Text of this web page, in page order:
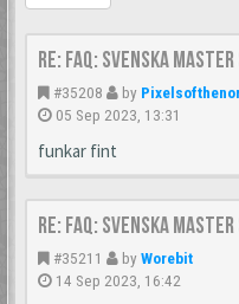
Re: FAQ: Svenska
#35208 by
05 Sep 2023, 13:31
funkar fint
Re: FAQ: Svenska
#35211 by Worebit
14 Sep 2023, 16:42